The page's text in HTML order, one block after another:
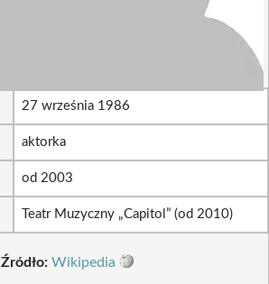
27 września 1986
aktorka
od 2003
Teatr Muzyczny „Capitol” (od 2010)
Źródło: Wikipedia